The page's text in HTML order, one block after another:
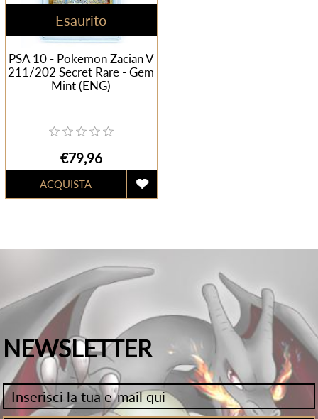
Esaurito
PSA 10 - Pokemon Zacian V
211/202 Secret Rare - Gem
Mint (ENG)
€79,96
NEWSLETTER